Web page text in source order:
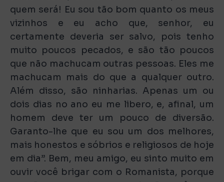
quem será! Eu sou tão bom quanto os meus
vizinhos e eu acho que, senhor, eu
certamente deveria ser salvo, pois tenho
muito poucos pecados, e são tão poucos
que não machucam outras pessoas. Eles me
machucam mais do que a qualquer outro.
Além disso, são ninharias. Apenas um ou
dois dias no ano eu me libero, e, afinal, um
homem deve ter um pouco de diversão.
Garanto-lhe que eu sou um dos melhores,
mais honestos e sóbrios e religiosos de hoje
em dia”. Bem, meu amigo, eu sinto muito em
ouvir você brigar com o Romanista, porque